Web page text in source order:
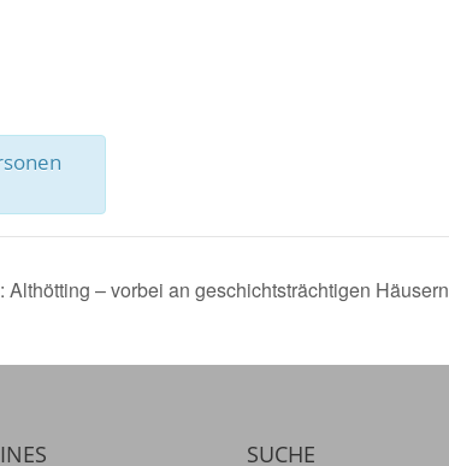
Althötting – vorbei an geschichtsträchtigen Häusern
SUCHE